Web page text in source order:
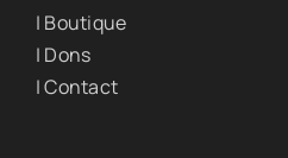
| Boutique
| Dons
| Contact